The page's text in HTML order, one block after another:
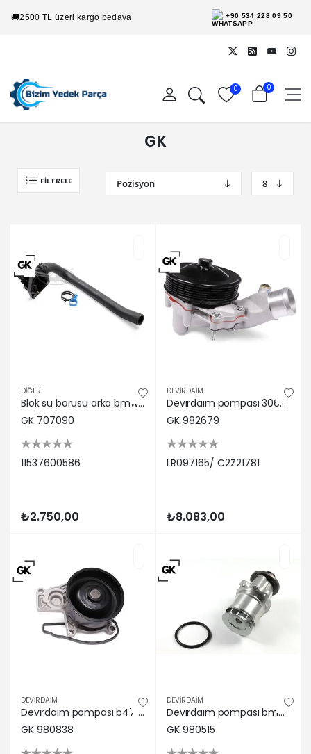
🚚2500 TL üzeri kargo bedava +90 534 228 09 50
0 0
GK
FILTRELE
DİĞER
Blok su borusu arka bmw n13 f20 f21 f30 f31 f35 musurlu gk 11537600586
GK 707090
11537600586
₺2.750,00
DEVİRDAİM
Devırdaım pompası 306ps 508ps dıscovery l319 range l322 l405 l320 l494 l560 . Jaguar f-pace x761 xe gk lr097165/ c2z21781
GK 982679
LR097165/ C2Z21781
₺8.083,00
DEVİRDAİM
Devırdaım pompası b47 f45 f46 f48 f39 . Mını f54 f55 f56 f57 f60 gk 11518586721
GK 980838
DEVİRDAİM
Devırdaım pompası bmw m42 m43 m44 e30 e36 e46 e34 gk 11510393338
GK 980515